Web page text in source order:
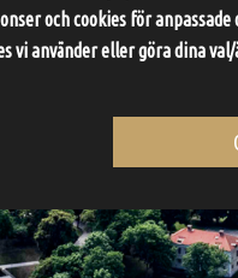
och cookies för
vi använder eller göra dina